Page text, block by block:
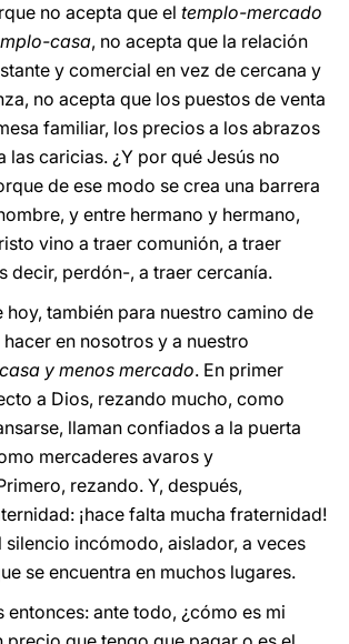
no acepta que el templo-mercado
casa, no acepta que la relación
y comercial en vez de cercana y
no acepta que los puestos de venta
familiar, los precios a los abrazos
las caricias. ¿Y por qué Jesús no
de ese modo se crea una barrera
y entre hermano y hermano,
vino a traer comunión, a traer
decir, perdón-, a traer cercanía.
hoy, también para nuestro camino de
hacer en nosotros y a nuestro
y menos mercado. En primer
a Dios, rezando mucho, como
llaman confiados a la puerta
mercaderes avaros y
rezando. Y, después,
¡hace falta mucha fraternidad!
silencio incómodo, aislador, a veces
se encuentra en muchos lugares.
entonces: ante todo, ¿cómo es mi